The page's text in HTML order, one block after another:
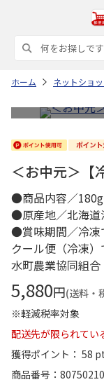
ホーム ネットショ
＜お中元＞【
●商品内容／
●原産地／北海
●賞味期間／冷
クール便（冷凍
水町農業協同組合
5,880円(送料・
※軽減税率対象
配送先が限られてい
獲得ポイント： 58 pt
商品番号